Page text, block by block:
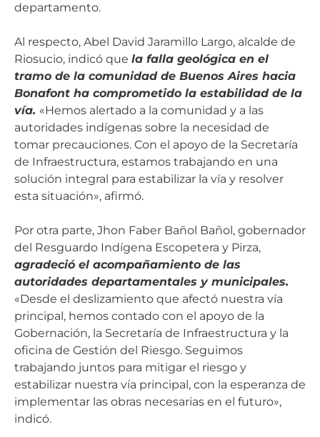
departamento.
Al respecto, Abel David Jaramillo Largo, alcalde de
Riosucio, indicó que la falla geológica en el
tramo de la comunidad de Buenos Aires hacia
Bonafont ha comprometido la estabilidad de la
vía. «Hemos alertado a la comunidad y a las
autoridades indígenas sobre la necesidad de
tomar precauciones. Con el apoyo de la Secretaría
de Infraestructura, estamos trabajando en una
solución integral para estabilizar la vía y resolver
esta situación», afirmó.
Por otra parte, Jhon Faber Bañol Bañol, gobernador
del Resguardo Indígena Escopetera y Pirza,
agradeció el acompañamiento de las
autoridades departamentales y municipales.
«Desde el deslizamiento que afectó nuestra vía
principal, hemos contado con el apoyo de la
Gobernación, la Secretaría de Infraestructura y la
oficina de Gestión del Riesgo. Seguimos
trabajando juntos para mitigar el riesgo y
estabilizar nuestra vía principal, con la esperanza de
implementar las obras necesarias en el futuro»,
indicó.